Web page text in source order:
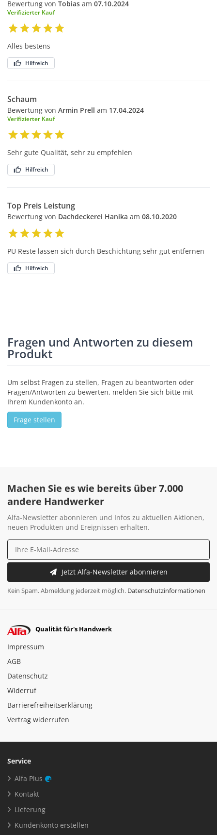
Bewertung von Tobias am 07.10.2024
Verifizierter Kauf
Alles bestens
Hilfreich
Schaum
Bewertung von Armin Prell am 17.04.2024
Verifizierter Kauf
Sehr gute Qualität, sehr zu empfehlen
Hilfreich
Top Preis Leistung
Bewertung von Dachdeckerei Hanika am 08.10.2020
PU Reste lassen sich durch Beschichtung sehr gut entfernen
Hilfreich
Fragen und Antworten zu diesem
Produkt
Um selbst Fragen zu stellen, Fragen zu beantworten oder
Fragen/Antworten zu bewerten, melden Sie sich bitte mit
Ihrem Kundenkonto an.
Frage stellen
Machen Sie es wie bereits über 7.000
andere Handwerker
Alfa-Newsletter abonnieren und Infos zu aktuellen Aktionen,
neuen Produkten und Ereignissen erhalten.
Jetzt Alfa-Newsletter abonnieren
Kein Spam. Abmeldung jederzeit möglich. Datenschutzinformationen
Qualität für's Handwerk
Impressum
AGB
Datenschutz
Widerruf
Barrierefreiheitserklärung
Vertrag widerrufen
Service
Alfa Plus
Kontakt
Lieferung
Kundenkonto erstellen